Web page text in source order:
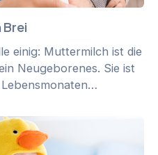
Brei
einig: Muttermilch ist die
Neugeborenes. Sie ist